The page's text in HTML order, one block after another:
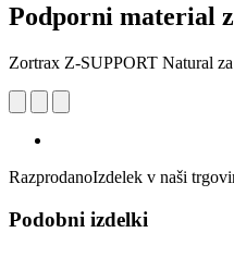
Podporni material
Zortrax Z-SUPPORT Natural
RazprodanoIzdelek v naši
Podobni izdelki